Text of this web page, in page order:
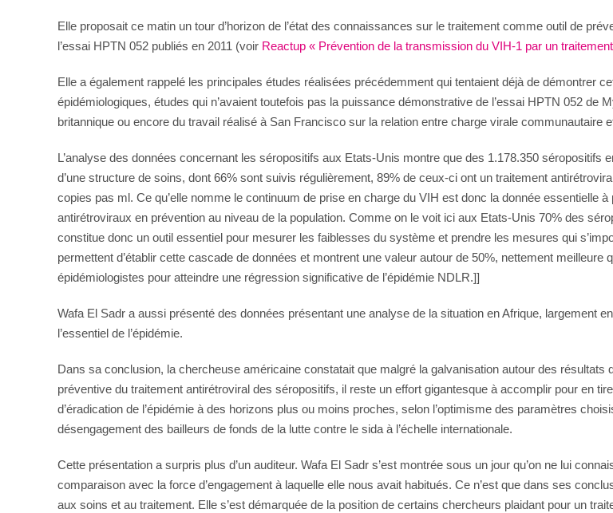
Elle proposait ce matin un tour d’horizon de l’état des connaissances sur le traitement comme outil de
l’essai HPTN 052 publiés en 2011 (voir Reactup « Prévention de la transmission du VIH-1 par un
Elle a également rappelé les principales études réalisées précédemment qui tentaient déjà de démontrer
épidémiologiques, études qui n’avaient toutefois pas la puissance démonstrative de l’essai HPTN 052 de
britannique ou encore du travail réalisé à San Francisco sur la relation entre charge virale communautaire
L’analyse des données concernant les séropositifs aux Etats-Unis montre que des 1.178.350
d’une structure de soins, dont 66% sont suivis régulièrement, 89% de ceux-ci ont un traitement
copies pas ml. Ce qu’elle nomme le continuum de prise en charge du VIH est donc la donnée essentielle
antirétroviraux en prévention au niveau de la population. Comme on le voit ici aux Etats-Unis 70% des
constitue donc un outil essentiel pour mesurer les faiblesses du système et prendre les mesures qui
permettent d’établir cette cascade de données et montrent une valeur autour de 50%, nettement
épidémiologistes pour atteindre une régression significative de l’épidémie NDLR.]]
Wafa El Sadr a aussi présenté des données présentant une analyse de la situation en Afrique, largement
l’essentiel de l’épidémie.
Dans sa conclusion, la chercheuse américaine constatait que malgré la galvanisation autour des résultats
préventive du traitement antirétroviral des séropositifs, il reste un effort gigantesque à accomplir pour en
d’éradication de l’épidémie à des horizons plus ou moins proches, selon l’optimisme des paramètres
désengagement des bailleurs de fonds de la lutte contre le sida à l’échelle internationale.
Cette présentation a surpris plus d’un auditeur. Wafa El Sadr s’est montrée sous un jour qu’on ne lui
comparaison avec la force d’engagement à laquelle elle nous avait habitués. Ce n’est que dans ses
aux soins et au traitement. Elle s’est démarquée de la position de certains chercheurs plaidant pour un